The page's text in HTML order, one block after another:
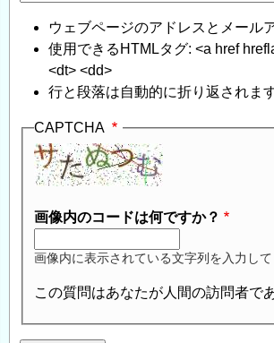
ウェブページのアドレスとメール
使用できるHTMLタグ: <a href
<dt> <dd>
行と段落は自動的に折り返されます
CAPTCHA
画像内のコードは何ですか？
画像内に表示されている文字列を入力して
この質問はあなたが人間の訪問者で